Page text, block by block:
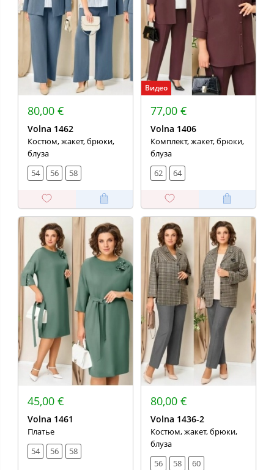
80,00 €
Volna 1462
Костюм, жакет, брюки,
блуза
54
56 58
Видео
77,00 €
Volna 1406
Комплект, жакет, брюки,
блуза
62
64
45,00 €
Volna 1461
Платье
54
56 58
80,00 €
Volna 1436-2
Костюм, жакет, брюки,
блуза
56
58 60